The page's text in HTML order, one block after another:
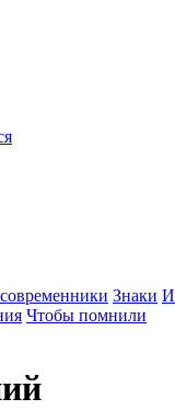
Знаки
Чтобы помнили